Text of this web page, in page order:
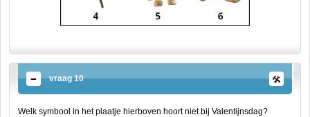
vraag 10
Welk symbool in het plaatje hierboven hoort niet bij Valentijnsdag?